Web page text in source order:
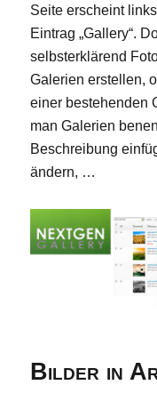
Seite erscheint
Eintrag „Gallery“.
selbsterklärend
Galerien erstellen,
einer bestehenden
man Galerien
Beschreibung
ändern, …
Bilder in